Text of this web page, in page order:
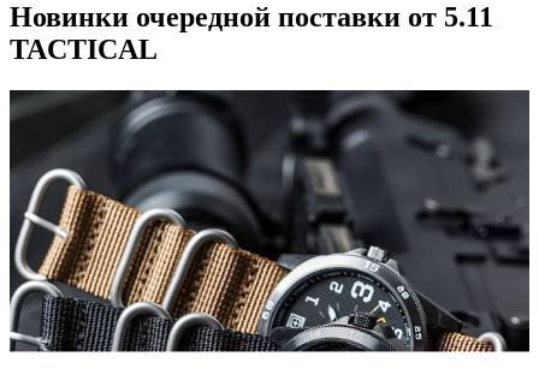
Новинки очередной поставки от 5.11
TACTICAL